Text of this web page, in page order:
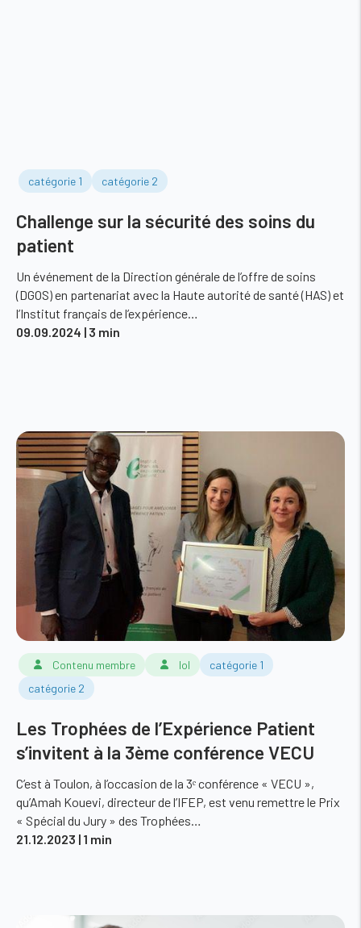
catégorie 1 catégorie 2
Challenge sur la sécurité des soins du
patient
Un événement de la Direction générale de l’offre de soins
(DGOS) en partenariat avec la Haute autorité de santé (HAS) et
l’Institut français de l’expérience…
09.09.2024 | 3 min
Contenu membre lol
catégorie 1
catégorie 2
Les Trophées de l’Expérience Patient
s’invitent à la 3ème conférence VECU
C’est à Toulon, à l’occasion de la 3ᵉ conférence « VECU »,
qu’Amah Kouevi, directeur de l’IFEP, est venu remettre le Prix
« Spécial du Jury » des Trophées…
21.12.2023 | 1 min